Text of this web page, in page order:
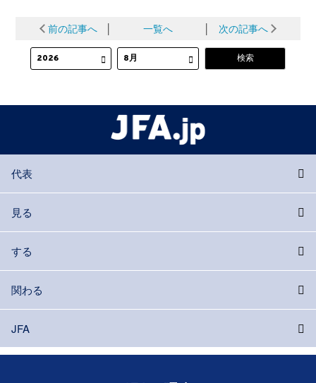
前の記事へ │ 一覧へ │ 次の記事へ
代表
見る
する
関わる
JFA